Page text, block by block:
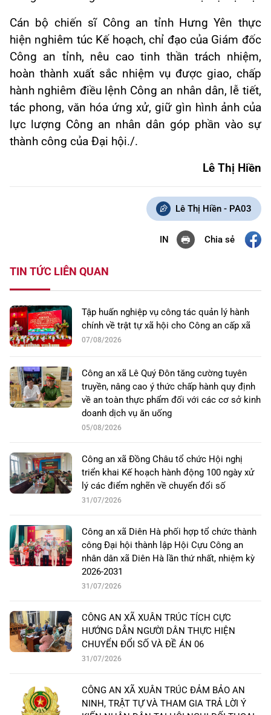
Cán bộ chiến sĩ Công an tỉnh Hưng Yên thực
hiện nghiêm túc Kế hoạch, chỉ đạo của Giám đốc
Công an tỉnh, nêu cao tinh thần trách nhiệm,
hoàn thành xuất sắc nhiệm vụ được giao, chấp
hành nghiêm điều lệnh Công an nhân dân, lễ tiết,
tác phong, văn hóa ứng xử, giữ gìn hình ảnh của
lực lượng Công an nhân dân góp phần vào sự
thành công của Đại hội./.
Lê Thị Hiền
Lê Thị Hiền - PA03
IN Chia sẻ
TIN TỨC LIÊN QUAN
Tập huấn nghiệp vụ công tác quản lý hành
chính về trật tự xã hội cho Công an cấp xã
07/08/2026
Công an xã Lê Quý Đôn tăng cường tuyên
truyền, nâng cao ý thức chấp hành quy định
về an toàn thực phẩm đối với các cơ sở kinh
doanh dịch vụ ăn uống
05/08/2026
Công an xã Đồng Châu tổ chức Hội nghị
triển khai Kế hoạch hành động 100 ngày xử
lý các điểm nghẽn về chuyển đổi số
31/07/2026
Công an xã Diên Hà phối hợp tổ chức thành
công Đại hội thành lập Hội Cựu Công an
nhân dân xã Diên Hà lần thứ nhất, nhiệm kỳ
2026-2031
31/07/2026
CÔNG AN XÃ XUÂN TRÚC TÍCH CỰC
HƯỚNG DẪN NGƯỜI DÂN THỰC HIỆN
CHUYỂN ĐỔI SỐ VÀ ĐỀ ÁN 06
31/07/2026
CÔNG AN XÃ XUÂN TRÚC ĐẢM BẢO AN
NINH, TRẬT TỰ VÀ THAM GIA TRẢ LỜI Ý